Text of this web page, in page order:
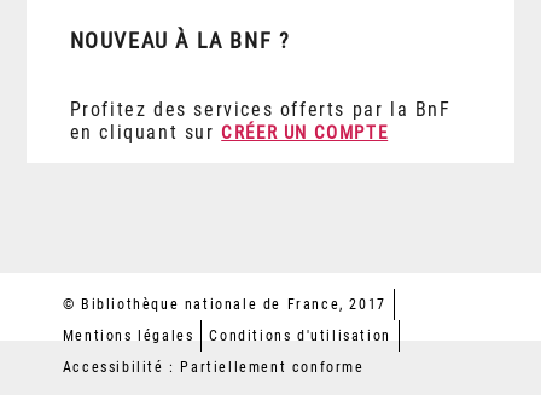
NOUVEAU À LA BNF ?
Profitez des services offerts par la BnF
en cliquant sur CRÉER UN COMPTE
© Bibliothèque nationale de France, 2017
Mentions légales
Conditions d'utilisation
Accessibilité : Partiellement conforme